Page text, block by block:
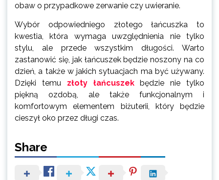
obaw o przypadkowe zerwanie czy uwieranie.
Wybór odpowiedniego złotego łańcuszka to
kwestia, która wymaga uwzględnienia nie tylko
stylu, ale przede wszystkim długości. Warto
zastanowić się, jak łańcuszek będzie noszony na co
dzień, a także w jakich sytuacjach ma być używany.
Dzięki temu złoty łańcuszek
będzie nie tylko
piękną ozdobą, ale także funkcjonalnym i
komfortowym elementem biżuterii, który będzie
cieszył oko przez długi czas.
Share